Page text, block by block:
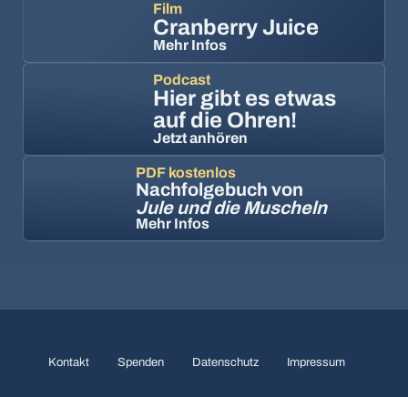
Film
Cranberry Juice
Mehr Infos
Podcast
Hier gibt es etwas
auf die Ohren!
Jetzt anhören
PDF kostenlos
Nachfolgebuch von
Jule und die Muscheln
Mehr Infos
Kontakt Spenden Datenschutz Impressum